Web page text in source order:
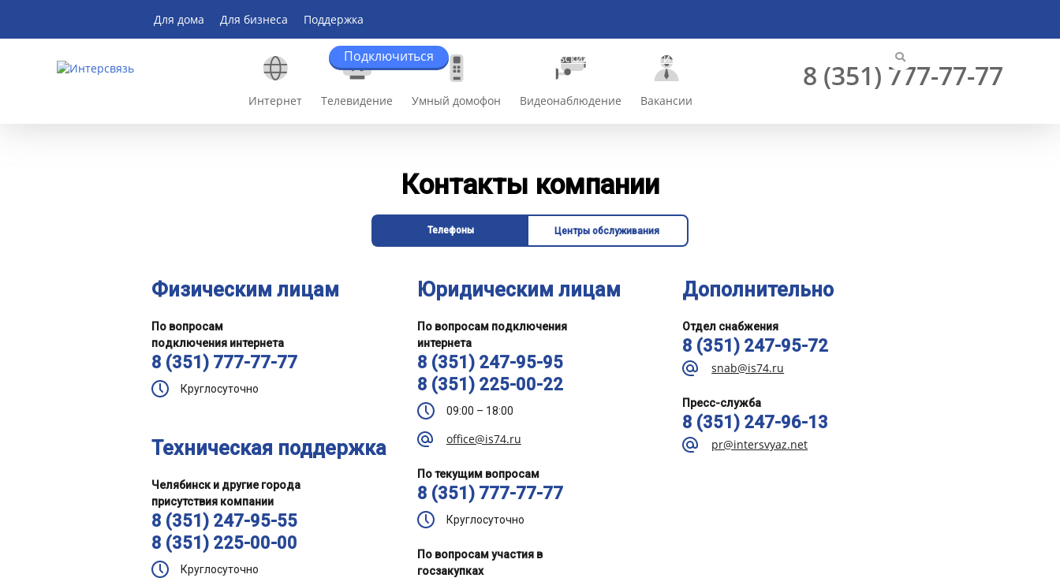
Для дома Для бизнеса Поддержка
Подключиться Каменск-Уральский Оплатить сейчас
Интернет Телевидение Умный домофон Видеонаблюдение Вакансии
8 (351) 777-77-77
Контакты компании
Телефоны Центры обслуживания
Физическим лицам
По вопросам
подключения интернета
8 (351) 777-77-77
Круглосуточно
Техническая поддержка
Челябинск и другие города
присутствия компании
8 (351) 247-95-55
8 (351) 225-00-00
Круглосуточно
Юридическим лицам
По вопросам подключения
интернета
8 (351) 247-95-95
8 (351) 225-00-22
09:00 – 18:00
office@is74.ru
По текущим вопросам
8 (351) 777-77-77
Круглосуточно
По вопросам участия в
госзакупках
Дополнительно
Отдел снабжения
8 (351) 247-95-72
snab@is74.ru
Пресс-служба
8 (351) 247-96-13
pr@intersvyaz.net